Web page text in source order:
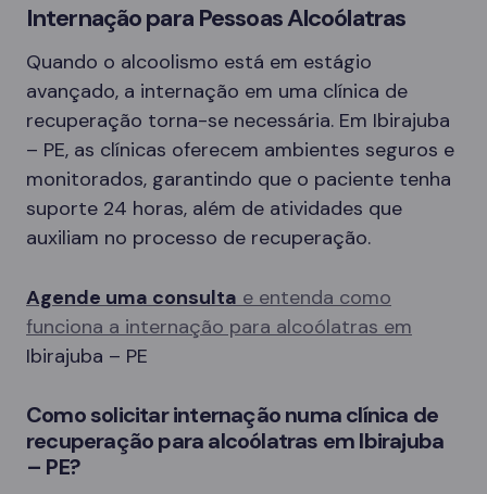
Internação para Pessoas Alcoólatras
Quando o alcoolismo está em estágio
avançado, a internação em uma clínica de
recuperação torna-se necessária. Em Ibirajuba
– PE, as clínicas oferecem ambientes seguros e
monitorados, garantindo que o paciente tenha
suporte 24 horas, além de atividades que
auxiliam no processo de recuperação.
Agende uma consulta e entenda como
funciona a internação para alcoólatras em
Ibirajuba – PE
Como solicitar internação numa clínica de
recuperação para alcoólatras em Ibirajuba
– PE?